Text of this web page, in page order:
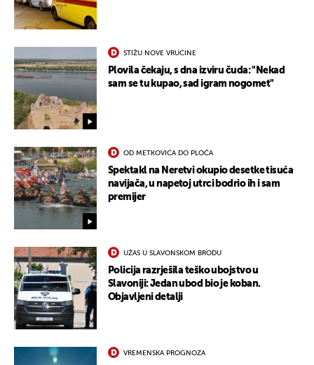
STIŽU NOVE VRUĆINE
Plovila čekaju, s dna izviru čuda: "Nekad
sam se tu kupao, sad igram nogomet"
OD METKOVIĆA DO PLOČA
Spektakl na Neretvi okupio desetke tisuća
navijača, u napetoj utrci bodrio ih i sam
premijer
UŽAS U SLAVONSKOM BRODU
Policija razrješila teško ubojstvo u
Slavoniji: Jedan ubod bio je koban.
Objavljeni detalji
VREMENSKA PROGNOZA